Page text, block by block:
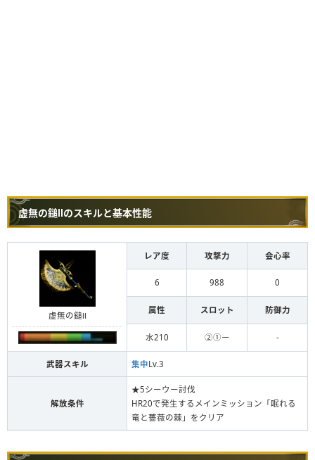
虚無の鎚Ⅱのスキルと基本性能
虚無の鎚Ⅱ
レア度 攻撃力 会心率
6 988 0
属性 スロット 防御力
水210 ②①ー -
武器スキル 集中Lv.3
解放条件
★5シーウー討伐
HR20で発生するメインミッション「眠れる
竜と薔薇の棘」をクリア